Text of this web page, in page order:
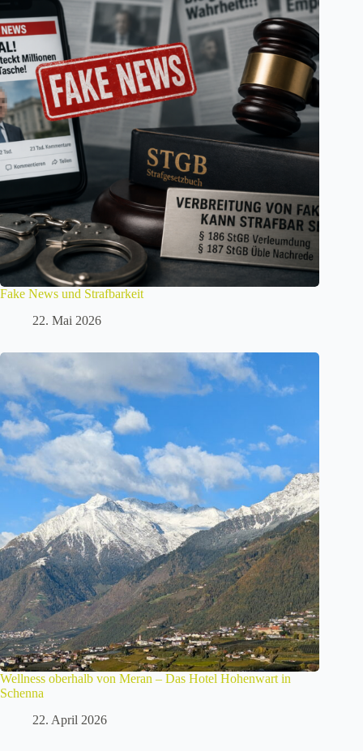
Fake News und Strafbarkeit
22. Mai 2026
Wellness oberhalb von Meran – Das Hotel Hohenwart in
Schenna
22. April 2026